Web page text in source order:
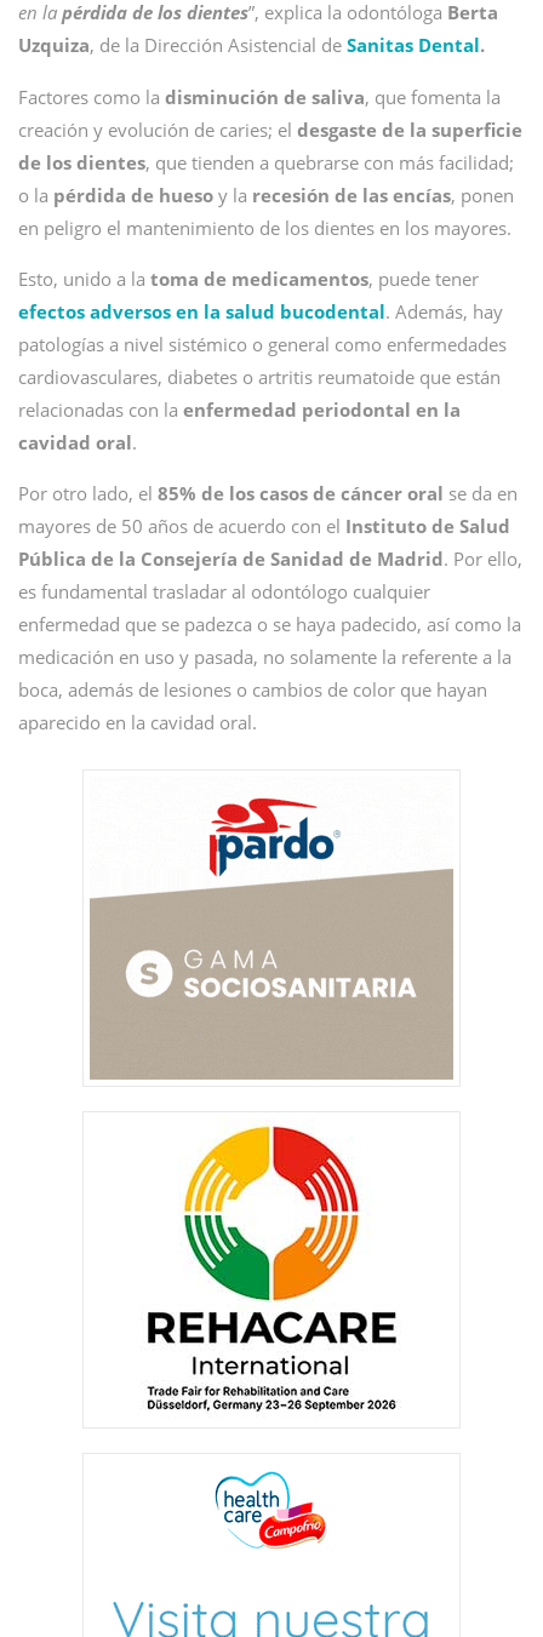
en la pérdida de los dientes”, explica la odontóloga Berta
Uzquiza, de la Dirección Asistencial de Sanitas Dental.
Factores como la disminución de saliva, que fomenta la
creación y evolución de caries; el desgaste de la superficie
de los dientes, que tienden a quebrarse con más facilidad;
o la pérdida de hueso y la recesión de las encías, ponen
en peligro el mantenimiento de los dientes en los mayores.
Esto, unido a la toma de medicamentos, puede tener
efectos adversos en la salud bucodental. Además, hay
patologías a nivel sistémico o general como enfermedades
cardiovasculares, diabetes o artritis reumatoide que están
relacionadas con la enfermedad periodontal en la
cavidad oral.
Por otro lado, el 85% de los casos de cáncer oral se da en
mayores de 50 años de acuerdo con el Instituto de Salud
Pública de la Consejería de Sanidad de Madrid. Por ello,
es fundamental trasladar al odontólogo cualquier
enfermedad que se padezca o se haya padecido, así como la
medicación en uso y pasada, no solamente la referente a la
boca, además de lesiones o cambios de color que hayan
aparecido en la cavidad oral.